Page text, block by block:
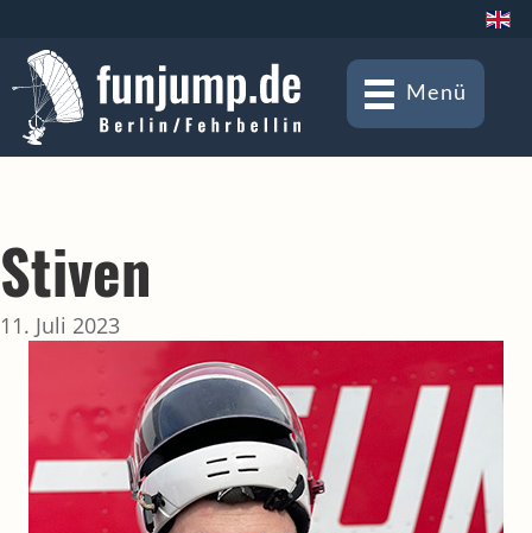
Menü
Stiven
11. Juli 2023